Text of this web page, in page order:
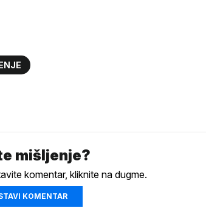
mišljenje?
komentar, kliknite na dugme.
KOMENTAR